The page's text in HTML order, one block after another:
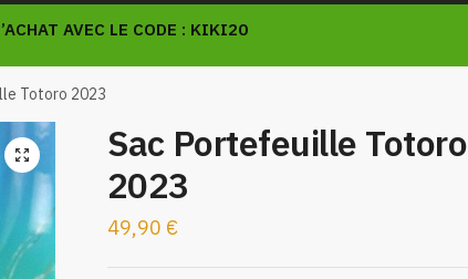
AVEC LE CODE : KIKI20
Totoro 2023
🔍
Sac Portefeuille Totoro
2023
49,90 €